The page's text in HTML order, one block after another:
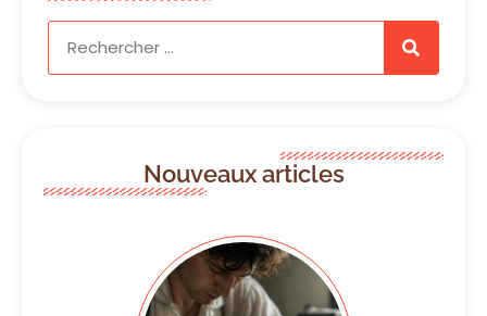
Nouveaux articles